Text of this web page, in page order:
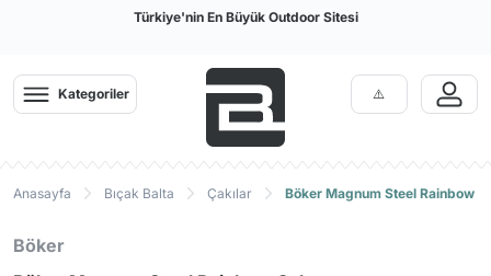
Türkiye'nin En Büyük Outdoor Sitesi
Kategoriler
Anasayfa Bıçak Balta Çakılar Böker Magnum Steel Rainbow
Böker